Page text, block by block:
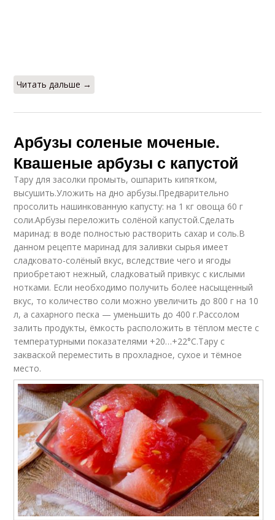
Читать дальше →
Арбузы соленые моченые.
Квашеные арбузы с капустой
Тару для засолки промыть, ошпарить кипятком,
высушить.Уложить на дно арбузы.Предварительно
просолить нашинкованную капусту: на 1 кг овоща 60 г
соли.Арбузы переложить солёной капустой.Сделать
маринад: в воде полностью растворить сахар и соль.В
данном рецепте маринад для заливки сырья имеет
сладковато-солёный вкус, вследствие чего и ягоды
приобретают нежный, сладковатый привкус с кислыми
нотками. Если необходимо получить более насыщенный
вкус, то количество соли можно увеличить до 800 г на 10
л, а сахарного песка — уменьшить до 400 г.Рассолом
залить продукты, ёмкость расположить в тёплом месте с
температурными показателями +20…+22°С.Тару с
закваской переместить в прохладное, сухое и тёмное
место.